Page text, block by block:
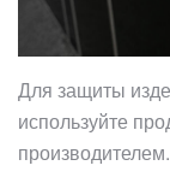
Для защиты
используйте
производителем.